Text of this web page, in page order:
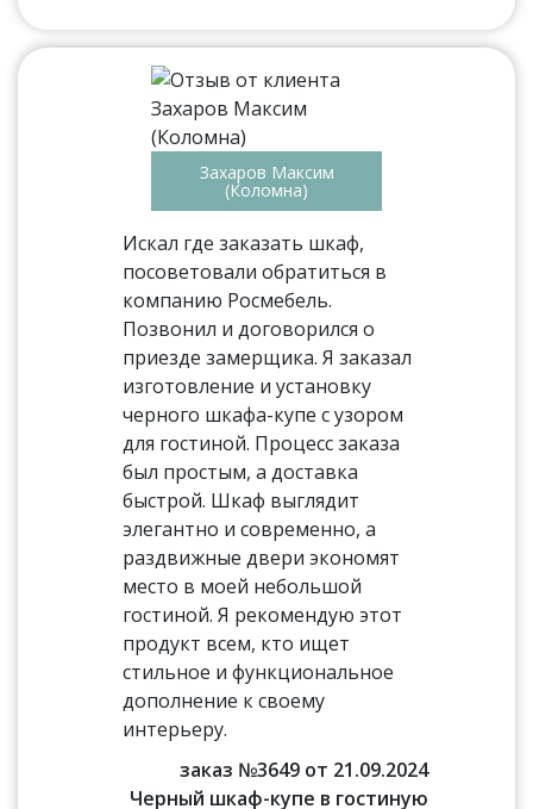
Захаров Максим
(Коломна)
Искал где заказать шкаф,
посоветовали обратиться в
компанию Росмебель.
Позвонил и договорился о
приезде замерщика. Я заказал
изготовление и установку
черного шкафа-купе с узором
для гостиной. Процесс заказа
был простым, а доставка
быстрой. Шкаф выглядит
элегантно и современно, а
раздвижные двери экономят
место в моей небольшой
гостиной. Я рекомендую этот
продукт всем, кто ищет
стильное и функциональное
дополнение к своему
интерьеру.
заказ №3649 от 21.09.2024
Черный шкаф-купе в гостиную